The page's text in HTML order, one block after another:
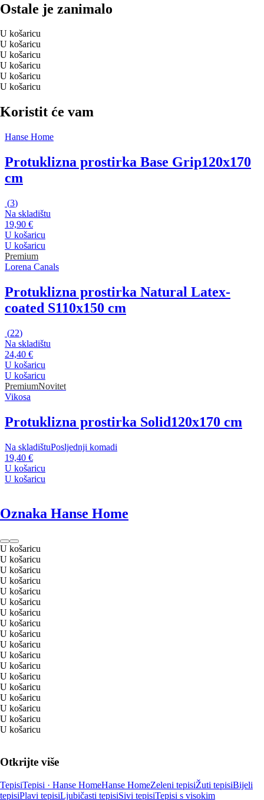
Ostale je zanimalo
U košaricu
U košaricu
U košaricu
U košaricu
U košaricu
U košaricu
Koristit će vam
Hanse Home
Protuklizna prostirka Base Grip120x170
cm
(3)
Na skladištu
19,90 €
U košaricu
U košaricu
Premium
Lorena Canals
Protuklizna prostirka Natural Latex-
coated S110x150 cm
(22)
Na skladištu
24,40 €
U košaricu
U košaricu
PremiumNovitet
Vikosa
Protuklizna prostirka Solid120x170 cm
Na skladištuPosljednji komadi
19,40 €
U košaricu
U košaricu
Oznaka Hanse Home
U košaricu
U košaricu
U košaricu
U košaricu
U košaricu
U košaricu
U košaricu
U košaricu
U košaricu
U košaricu
U košaricu
U košaricu
U košaricu
U košaricu
U košaricu
U košaricu
U košaricu
U košaricu
Otkrijte više
TepisiTepisi · Hanse HomeHanse HomeZeleni tepisiŽuti tepisiBijeli
tepisiPlavi tepisiLjubičasti tepisiSivi tepisiTepisi s visokim